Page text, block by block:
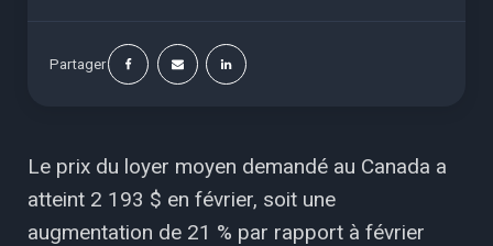
Partager
Le prix du loyer moyen demandé au Canada a
atteint 2 193 $ en février, soit une
augmentation de 21 % par rapport à février